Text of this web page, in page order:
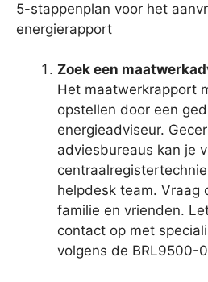
5-stappenplan voor het
energierapport
Zoek een
Het maatwerkrapport
opstellen door een
energieadviseur.
adviesbureaus kan je
helpdesk team. Vraag
familie en vrienden.
contact op met
volgens de BRL9500-